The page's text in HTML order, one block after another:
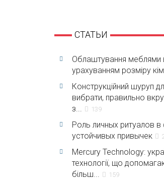
СТАТЬИ
Облаштування меблями
урахуванням розміру
Конструкційний шуруп
вибрати, правильно
з...
139
Роль личных ритуалов
устойчивых привычек
Mercury Technology:
технології, що
більш...
159